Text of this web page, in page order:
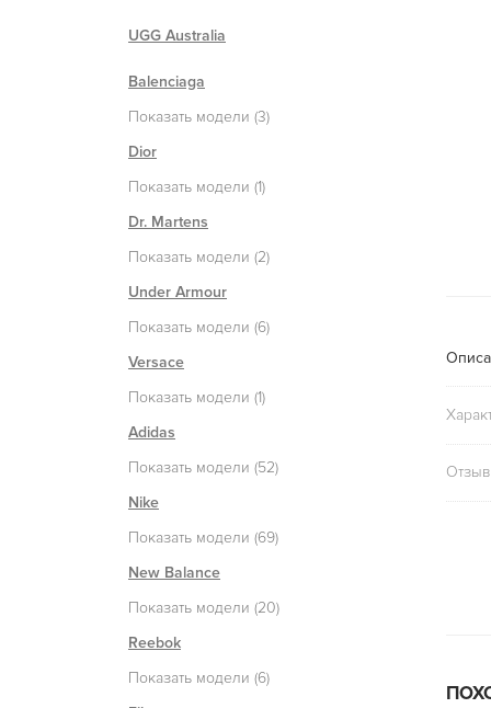
UGG Australia
Balenciaga
Показать модели (3)
Dior
Показать модели (1)
Dr. Martens
Показать модели (2)
Under Armour
Показать модели (6)
Versace
Показать модели (1)
Adidas
Показать модели (52)
Nike
Показать модели (69)
New Balance
Показать модели (20)
Reebok
Показать модели (6)